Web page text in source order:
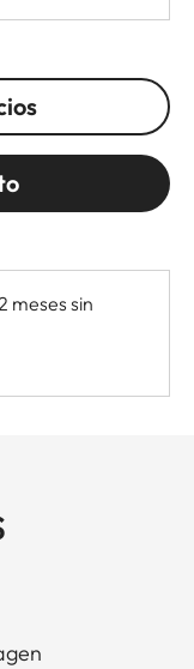
meses sin